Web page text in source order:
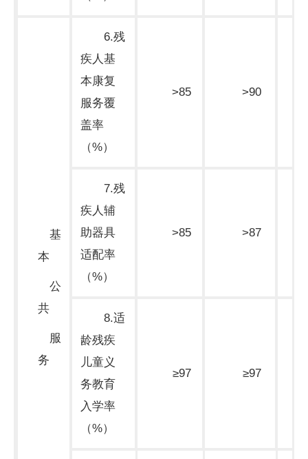
基
本
公
共
服
务
6.残
疾人基
本康复
服务覆
盖率
（%）
>85
>90
7.残
疾人辅
助器具
适配率
（%）
>85
>87
8.适
龄残疾
儿童义
务教育
入学率
（%）
≥97
≥97